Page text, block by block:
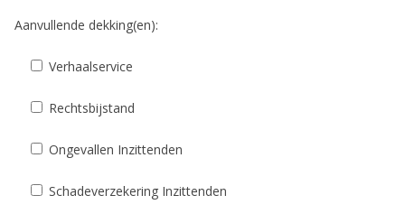
Aanvullende dekking(en):
Verhaalservice
Rechtsbijstand
Ongevallen Inzittenden
Schadeverzekering Inzittenden